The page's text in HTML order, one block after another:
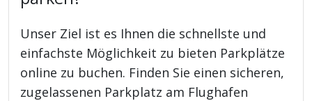
Unser Ziel ist es Ihnen die schnellste und
einfachste Möglichkeit zu bieten Parkplätze
online zu buchen. Finden Sie einen sicheren,
zugelassenen Parkplatz am Flughafen